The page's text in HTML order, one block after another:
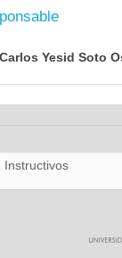
Carlos Yesid Soto
Instructivos